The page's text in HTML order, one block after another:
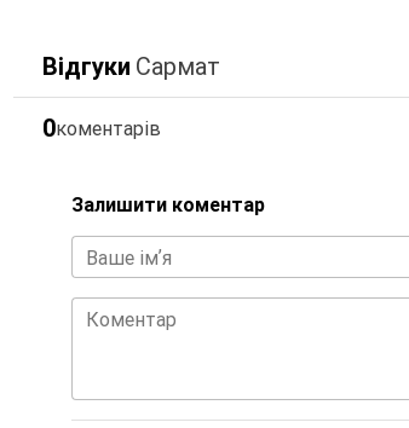
Відгуки Сармат
0коментарів
Залишити коментар
Ваше імʼя
Коментар